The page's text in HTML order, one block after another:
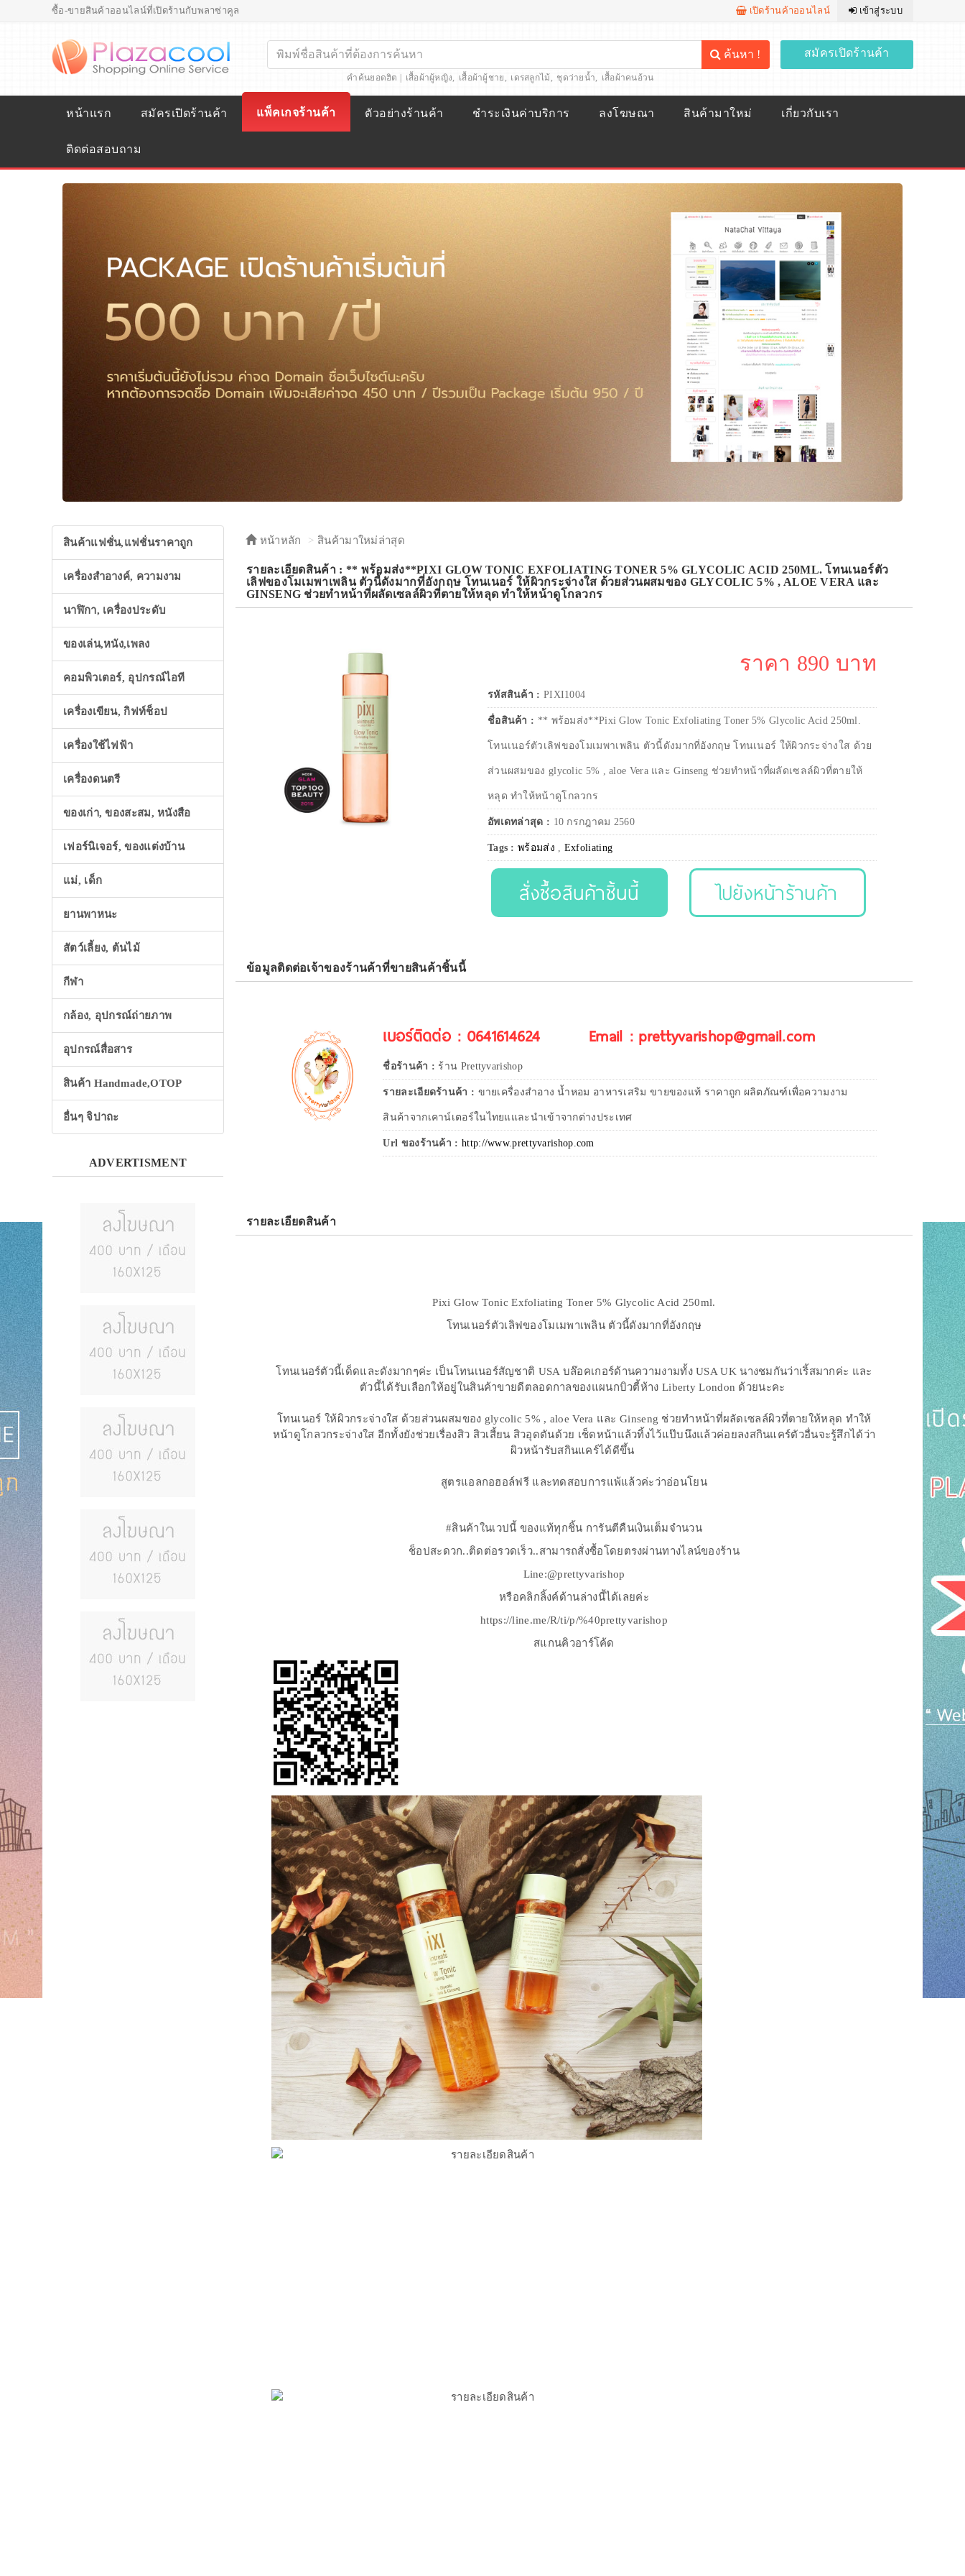
ซื้อ-ขายสินค้าออนไลน์ที่เปิดร้านกับพลาซ่าคูล เปิดร้านค้าออนไลน์ เข้าสู่ระบบ
ค้นหา !
คำค้นยอดฮิต | เสื้อผ้าผู้หญิง, เสื้อผ้าผู้ชาย, เดรสลูกไม้, ชุดว่ายน้ำ, เสื้อผ้าคนอ้วน
สมัครเปิดร้านค้า
หน้าแรก สมัครเปิดร้านค้า แพ็คเกจร้านค้า ตัวอย่างร้านค้า ชำระเงินค่าบริการ ลงโฆษณา สินค้ามาใหม่ เกี่ยวกับเรา
ติดต่อสอบถาม
สินค้าแฟชั่น,แฟชั่นราคาถูก
เครื่องสำอางค์, ความงาม
นาฬิกา, เครื่องประดับ
ของเล่น,หนัง,เพลง
คอมพิวเตอร์, อุปกรณ์ไอที
เครื่องเขียน, กิฟท์ช็อป
เครื่องใช้ไฟฟ้า
เครื่องดนตรี
ของเก่า, ของสะสม, หนังสือ
เฟอร์นิเจอร์, ของแต่งบ้าน
แม่, เด็ก
ยานพาหนะ
สัตว์เลี้ยง, ต้นไม้
กีฬา
กล้อง, อุปกรณ์ถ่ายภาพ
อุปกรณ์สื่อสาร
สินค้า Handmade,OTOP
อื่นๆ จิปาถะ
ADVERTISMENT
หน้าหลัก สินค้ามาใหม่ล่าสุด
รายละเอียดสินค้า : ** พร้อมส่ง**PIXI GLOW TONIC EXFOLIATING TONER 5% GLYCOLIC ACID 250ML. โทนเนอร์ตัว
เลิฟของโมเมพาเพลิน ตัวนี้ดังมากที่อังกฤษ โทนเนอร์ ให้ผิวกระจ่างใส ด้วยส่วนผสมของ GLYCOLIC 5% , ALOE VERA และ
GINSENG ช่วยทำหน้าที่ผลัดเซลล์ผิวที่ตายให้หลุด ทำให้หน้าดูโกลวกร
ราคา 890 บาท
รหัสสินค้า : PIXI1004
ชื่อสินค้า : ** พร้อมส่ง**Pixi Glow Tonic Exfoliating Toner 5% Glycolic Acid 250ml.
โทนเนอร์ตัวเลิฟของโมเมพาเพลิน ตัวนี้ดังมากที่อังกฤษ โทนเนอร์ ให้ผิวกระจ่างใส ด้วย
ส่วนผสมของ glycolic 5% , aloe Vera และ Ginseng ช่วยทำหน้าที่ผลัดเซลล์ผิวที่ตายให้
หลุด ทำให้หน้าดูโกลวกร
อัพเดทล่าสุด : 10 กรกฎาคม 2560
Tags :พร้อมส่ง , Exfoliating
สั่งซื้อสินค้าชิ้นนี้ ไปยังหน้าร้านค้า
ข้อมูลติดต่อเจ้าของร้านค้าที่ขายสินค้าชิ้นนี้
เบอร์ติดต่อ : 0641614624 Email : prettyvarishop@gmail.com
ชื่อร้านค้า : ร้าน Prettyvarishop
รายละเอียดร้านค้า : ขายเครื่องสำอาง น้ำหอม อาหารเสริม ขายของแท้ ราคาถูก ผลิตภัณฑ์เพื่อความงาม
สินค้าจากเคาน์เตอร์ในไทยแและนำเข้าจากต่างประเทศ
Url ของร้านค้า : http://www.prettyvarishop.com
รายละเอียดสินค้า
Pixi Glow Tonic Exfoliating Toner 5% Glycolic Acid 250ml.
โทนเนอร์ตัวเลิฟของโมเมพาเพลิน ตัวนี้ดังมากที่อังกฤษ
โทนเนอร์ตัวนี้เด็ดและดังมากๆค่ะ เป็นโทนเนอร์สัญชาติ USA บล๊อคเกอร์ด้านความงามทั้ง USA UK นางชมกันว่าเริ้สมากค่ะ และ
ตัวนี้ได้รับเลือกให้อยู่ในสินค้าขายดีตลอดกาลของแผนกบิวตี้ห้าง Liberty London ด้วยนะคะ
โทนเนอร์ ให้ผิวกระจ่างใส ด้วยส่วนผสมของ glycolic 5% , aloe Vera และ Ginseng ช่วยทำหน้าที่ผลัดเซลล์ผิวที่ตายให้หลุด ทำให้
หน้าดูโกลวกระจ่างใส อีกทั้งยังช่วยเรื่องสิว สิวเสี้ยน สิวอุดตันด้วย เช็ดหน้าแล้วทิ้งไว้แป๊บนึงแล้วค่อยลงสกินแคร์ตัวอื่นจะรู้สึกได้ว่า
ผิวหน้ารับสกินแคร์ได้ดีขึ้น
สูตรแอลกอฮอล์ฟรี และทดสอบการแพ้แล้วค่ะว่าอ่อนโยน
#สินค้าในเวปนี้ ของแท้ทุกชิ้น การันตีคืนเงินเต็มจำนวน
ช็อปสะดวก..ติดต่อรวดเร็ว..สามารถสั่งซื้อโดยตรงผ่านทางไลน์ของร้าน
Line:@prettyvarishop
หรือคลิกลิ้งค์ด้านล่างนี้ได้เลยค่ะ
https://line.me/R/ti/p/%40prettyvarishop
สแกนคิวอาร์โค้ด